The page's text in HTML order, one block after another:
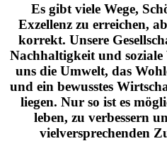
Es gibt viele Wege,
Exzellenz zu erreichen,
korrekt. Unsere
Nachhaltigkeit und
uns die Umwelt, das
und ein bewusstes
liegen. Nur so ist es
leben, zu verbessern
vielversprechenden